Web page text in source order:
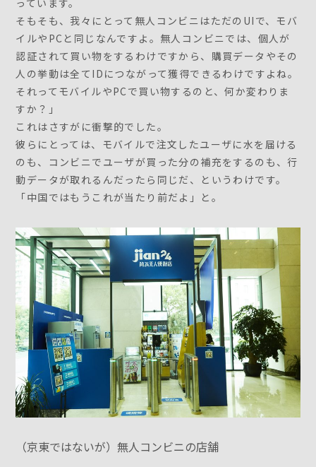
そもそも、我々にとって無人コンビニはただのUIで、モバ
イルやPCと同じなんですよ。無人コンビニでは、個人が
認証されて買い物をするわけですから、購買データやその
人の挙動は全てIDにつながって獲得できるわけですよね。
それってモバイルやPCで買い物するのと、何か変わりま
すか？」
これはさすがに衝撃的でした。
彼らにとっては、モバイルで注文したユーザに水を届ける
のも、コンビニでユーザが買った分の補充をするのも、行
動データが取れるんだったら同じだ、というわけです。
「中国ではもうこれが当たり前だよ」と。
（京東ではないが）無人コンビニの店舗